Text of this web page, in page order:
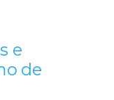
e
de